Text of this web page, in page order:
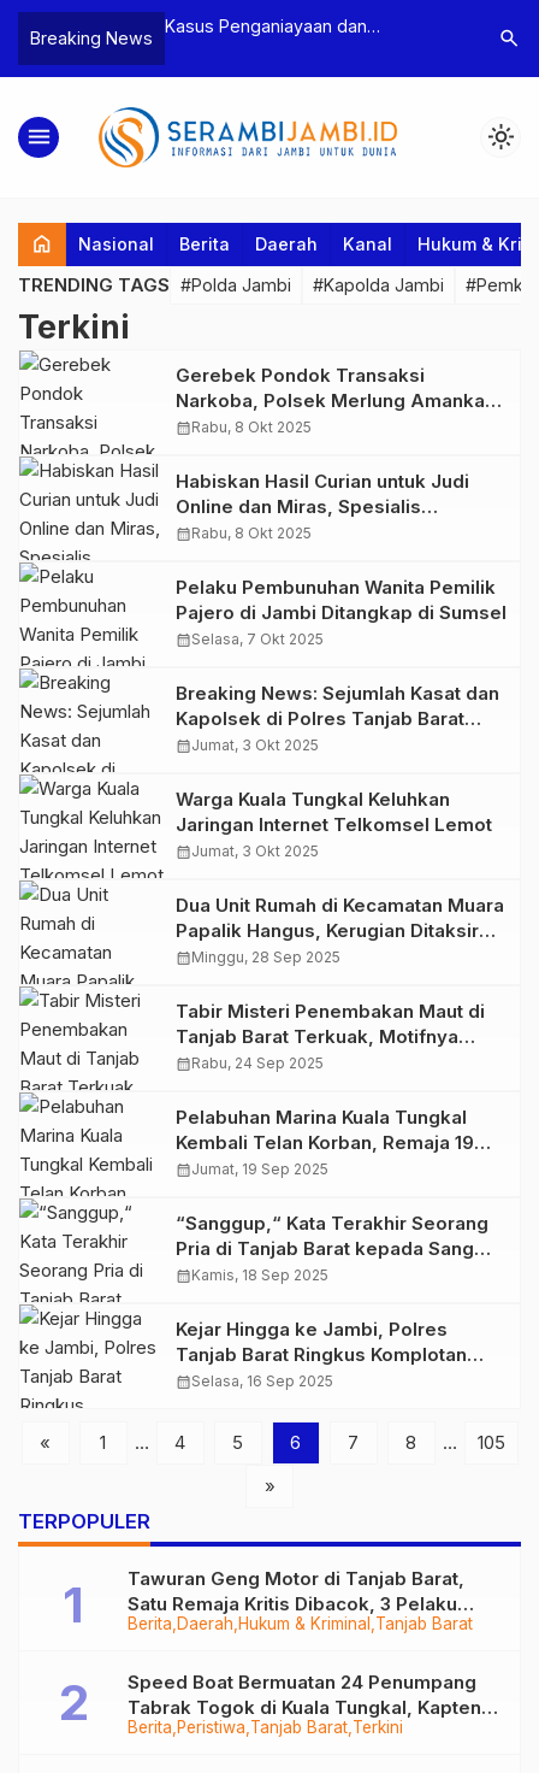
Breaking News
Bea Cukai
Pelaku beserta
dan 146 Gram
Kasus Penganiayaan dan
Tebo Tetapkan Dua Tersangka
Polres
Dua
search
menu light_mode
home Nasional Berita Daerah Kanal Hukum &
TRENDING TAGS #Polda Jambi #Kapolda Jambi
Terkini
Gerebek Pondok Transaksi
Narkoba, Polsek Merlung Amankan
2 Pelaku, 4 Lainnya Kabur ke Kebun
calendar_monthRabu, 8 Okt 2025
Habiskan Hasil Curian untuk Judi
Online dan Miras, Spesialis
Curanmor dan Bobol Rumah di
calendar_monthRabu, 8 Okt 2025
Pelaku Pembunuhan Wanita Pemilik
Pajero di Jambi Ditangkap di Sumsel
calendar_monthSelasa, 7 Okt 2025
Breaking News: Sejumlah Kasat dan
Kapolsek di Polres Tanjab Barat
Berganti
calendar_monthJumat, 3 Okt 2025
Warga Kuala Tungkal Keluhkan
Jaringan Internet Telkomsel Lemot
calendar_monthJumat, 3 Okt 2025
Dua Unit Rumah di Kecamatan Muara
Papalik Hangus, Kerugian Ditaksir
Ratusan Juta Rupiah
calendar_monthMinggu, 28 Sep 2025
Tabir Misteri Penembakan Maut di
Tanjab Barat Terkuak, Motifnya
Asmara dan Cemburu Buta
calendar_monthRabu, 24 Sep 2025
Pelabuhan Marina Kuala Tungkal
Kembali Telan Korban, Remaja 19
Tahun Tewas Tenggelam
calendar_monthJumat, 19 Sep 2025
“Sanggup,“ Kata Terakhir Seorang
Pria di Tanjab Barat kepada Sang
Istri Sebelum Ditemukan Meninggal
calendar_monthKamis, 18 Sep 2025
Kejar Hingga ke Jambi, Polres
Tanjab Barat Ringkus Komplotan
Pencuri Spesialis Mes Atlet
calendar_monthSelasa, 16 Sep 2025
« 1 … 4 5 6 7 8 …
105
»
TERPOPULER
Berita Daerah Hukum & Kriminal Tanjab Barat
Tawuran Geng Motor di Tanjab Barat,
Satu Remaja Kritis Dibacok, 3 Pelaku
Ditangkap
Berita Peristiwa Tanjab Barat Terkini
Speed Boat Bermuatan 24 Penumpang
Tabrak Togok di Kuala Tungkal, Kapten
Sempat Hilang